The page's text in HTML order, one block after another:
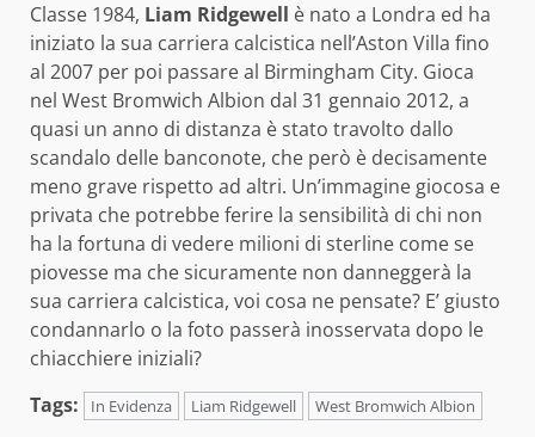
Classe 1984, Liam Ridgewell è nato a Londra ed ha
iniziato la sua carriera calcistica nell’Aston Villa fino
al 2007 per poi passare al Birmingham City. Gioca
nel West Bromwich Albion dal 31 gennaio 2012, a
quasi un anno di distanza è stato travolto dallo
scandalo delle banconote, che però è decisamente
meno grave rispetto ad altri. Un’immagine giocosa e
privata che potrebbe ferire la sensibilità di chi non
ha la fortuna di vedere milioni di sterline come se
piovesse ma che sicuramente non danneggerà la
sua carriera calcistica, voi cosa ne pensate? E’ giusto
condannarlo o la foto passerà inosservata dopo le
chiacchiere iniziali?
Tags:
In Evidenza Liam Ridgewell West Bromwich Albion